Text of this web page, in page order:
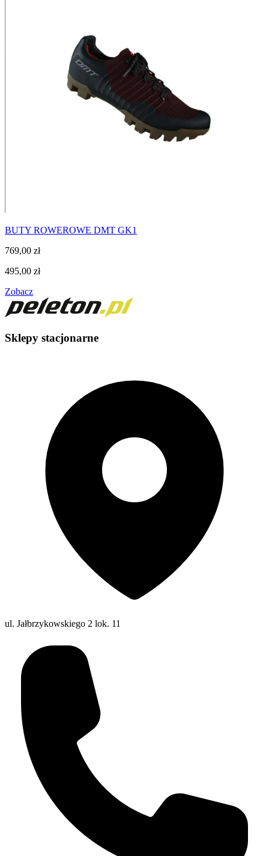
BUTY ROWEROWE DMT GK1
769,00 zł
495,00 zł
Zobacz
Sklepy stacjonarne
ul. Jałbrzykowskiego 2 lok. 11